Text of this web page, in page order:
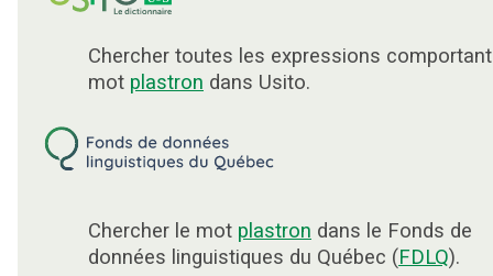
Chercher toutes les expressions
mot plastron dans Usito.
Chercher le mot plastron dans le Fonds de
données linguistiques du Québec (FDLQ).